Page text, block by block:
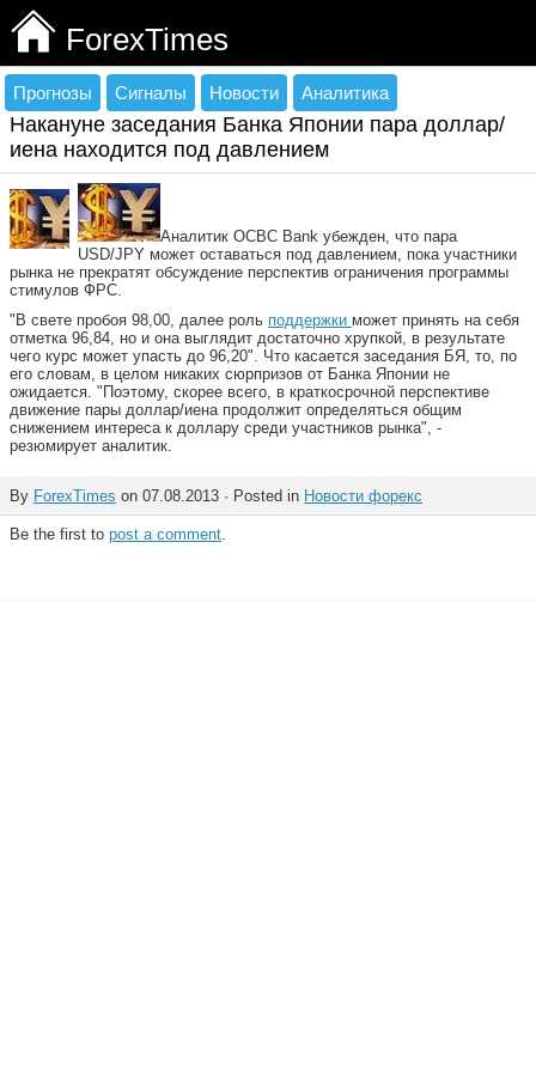
ForexTimes
Прогнозы Сигналы Новости Аналитика
Накануне заседания Банка Японии пара доллар/
иена находится под давлением
Аналитик OCBC Bank убежден, что пара
USD/JPY может оставаться под давлением, пока участники
рынка не прекратят обсуждение перспектив ограничения программы
стимулов ФРС.
"В свете пробоя 98,00, далее роль поддержки может принять на себя
отметка 96,84, но и она выглядит достаточно хрупкой, в результате
чего курс может упасть до 96,20". Что касается заседания БЯ, то, по
его словам, в целом никаких сюрпризов от Банка Японии не
ожидается. "Поэтому, скорее всего, в краткосрочной перспективе
движение пары доллар/иена продолжит определяться общим
снижением интереса к доллару среди участников рынка", -
резюмирует аналитик.
By ForexTimes on 07.08.2013 · Posted in Новости форекс
Be the first to post a comment